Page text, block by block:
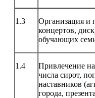
1.3
Организация и
концертов,
обучающих
1.4
Привлечение
числа сирот,
наставников
города,